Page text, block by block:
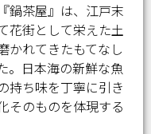
鍋茶屋』は、江戸末
花街として栄えた土
かれてきたもてなし
。日本海の新鮮な魚
持ち味を丁寧に引き
そのものを体現する